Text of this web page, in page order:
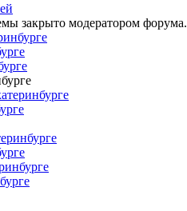
закрыто модератором форума.